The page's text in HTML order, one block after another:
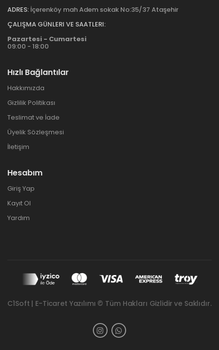
ADRES: İçerenköy mah Adem sokak No:35/37 Ataşehir
ÇALIŞMA GÜNLERI VE SAATLERI:
Pazartesi - Cumartesi
09:00 - 18:00
Hızlı Bağlantılar
Hakkımızda
Gizlilik Politikası
Teslimat ve İade
Üyelik Sözleşmesi
İletişim
Hesabım
Giriş Yap
Kayıt Ol
Yardım
C1Soft | E-Ticaret Yazılımı © Tüm Hakları Gizlidir ve Saklıdır.